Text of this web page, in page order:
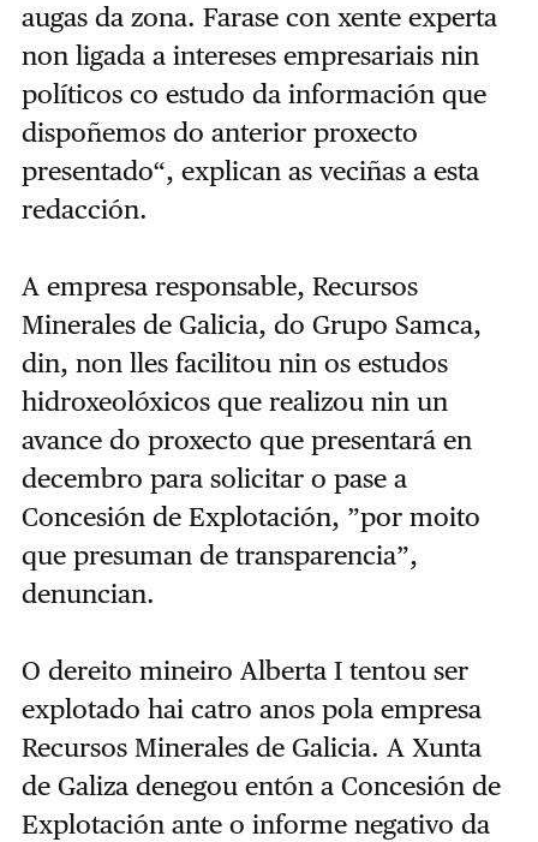
augas da zona. Farase con xente experta
non ligada a intereses empresariais nin
políticos co estudo da información que
dispoñemos do anterior proxecto
presentado“, explican as veciñas a esta
redacción.
A empresa responsable, Recursos
Minerales de Galicia, do Grupo Samca,
din, non lles facilitou nin os estudos
hidroxeolóxicos que realizou nin un
avance do proxecto que presentará en
decembro para solicitar o pase a
Concesión de Explotación, ”por moito
que presuman de transparencia”,
denuncian.
O dereito mineiro Alberta I tentou ser
explotado hai catro anos pola empresa
Recursos Minerales de Galicia. A Xunta
de Galiza denegou entón a Concesión de
Explotación ante o informe negativo da